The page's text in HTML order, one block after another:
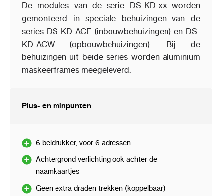
De modules van de serie DS-KD-xx worden
gemonteerd in speciale behuizingen van de
series DS-KD-ACF (inbouwbehuizingen) en DS-
KD-ACW (opbouwbehuizingen). Bij de
behuizingen uit beide series worden aluminium
maskeerframes meegeleverd.
Plus- en minpunten
6 beldrukker, voor 6 adressen
Achtergrond verlichting ook achter de
naamkaartjes
Geen extra draden trekken (koppelbaar)